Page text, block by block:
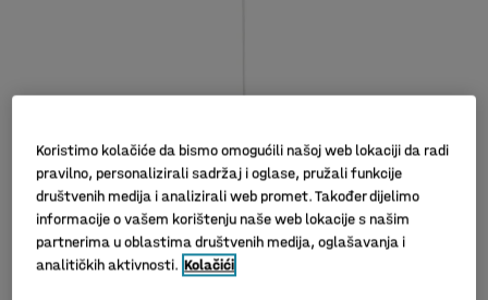
Koristimo kolačiće da bismo omogućili našoj web lokaciji da radi
pravilno, personalizirali sadržaj i oglase, pružali funkcije
društvenih medija i analizirali web promet. Također dijelimo
informacije o vašem korištenju naše web lokacije s našim
partnerima u oblastima društvenih medija, oglašavanja i
analitičkih aktivnosti. Kolačići